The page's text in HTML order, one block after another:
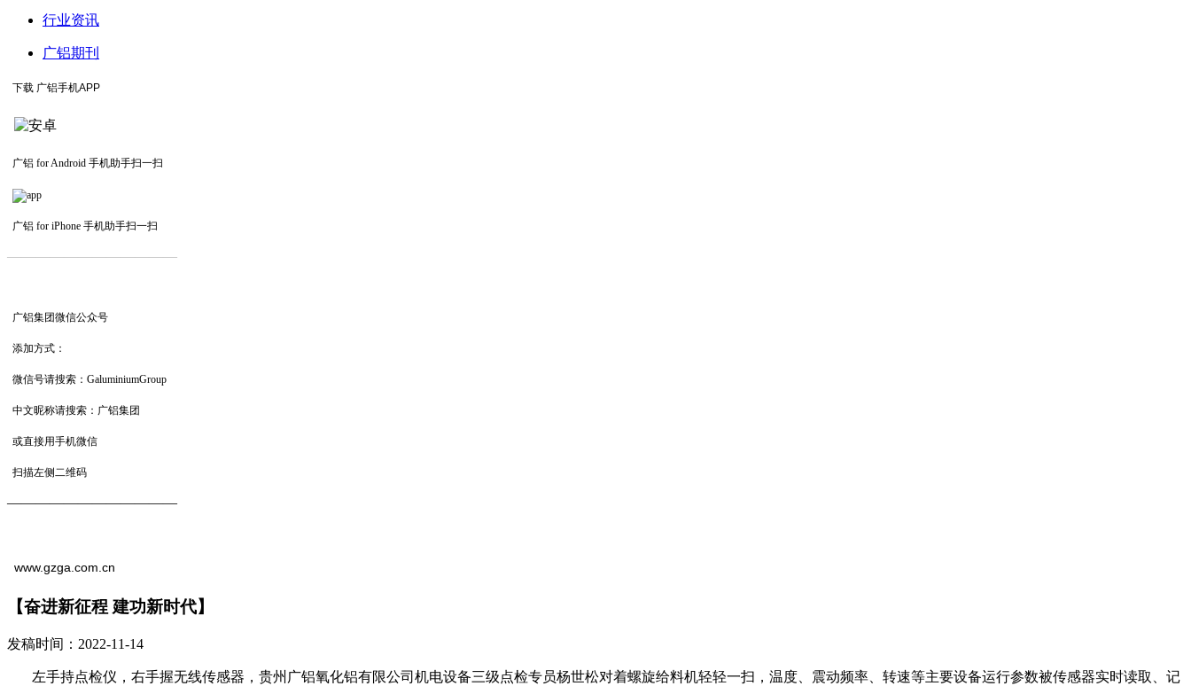
行业资讯
广铝期刊
下载 广铝手机APP
广铝 for Android 手机助手扫一扫
广铝 for iPhone 手机助手扫一扫
————————————
广铝集团微信公众号
添加方式：
微信号请搜索：GaluminiumGroup
中文昵称请搜索：广铝集团
或直接用手机微信
扫描左侧二维码
————————————
www.gzga.com.cn
【奋进新征程 建功新时代】
发稿时间：2022-11-14
左手持点检仪，右手握无线传感器，贵州广铝氧化铝有限公司机电设备三级点检专员杨世松对着螺旋给料机轻轻一扫，温度、震动频率、转速等主要设备运行参数被传感器实时读取、记